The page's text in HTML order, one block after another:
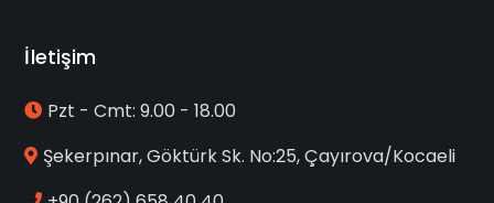
İletişim
Pzt - Cmt: 9.00 - 18.00
Şekerpınar, Göktürk Sk. No:25, Çayırova/Kocaeli